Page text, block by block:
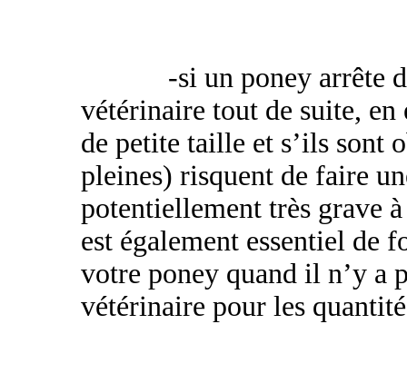
-si un poney arrête
vétérinaire tout de suite,
de petite taille et s’ils sont
pleines) risquent de faire
potentiellement très grave
est également essentiel de
votre poney quand il n’y a
vétérinaire pour les